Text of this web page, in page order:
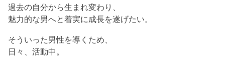
過去の自分から生まれ変わり、
魅力的な男へと着実に成長を遂げたい。
そういった男性を導くため、
日々、活動中。